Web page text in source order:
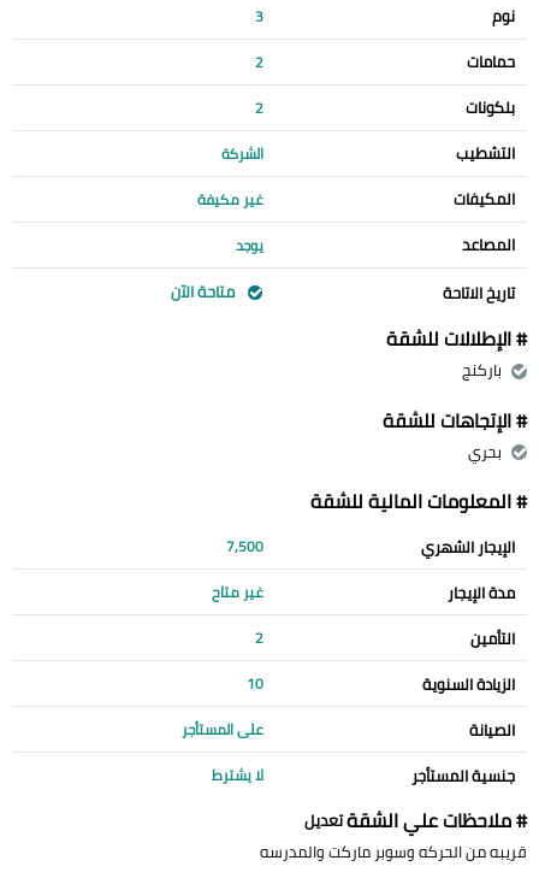
نوم 3
حمامات 2
بلكونات 2
التشطيب الشركة
المكيفات غير مكيفة
المصاعد يوجد
تاريخ الاتاحة متاحة الآن
# الإطلالات للشقة
باركنج
# الإتجاهات للشقة
بحري
# المعلومات المالية للشقة
الإيجار الشهري 7,500
مدة الإيجار غير متاح
التأمين 2
الزيادة السنوية 10
الصيانة على المستأجر
جنسية المستأجر لا يشترط
# ملاحظات علي الشقةتعديل
قريبه من الحركه وسوبر ماركت والمدرسه